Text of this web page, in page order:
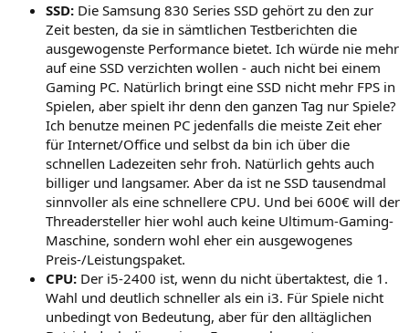
SSD: Die Samsung 830 Series SSD gehört zu den zur
Zeit besten, da sie in sämtlichen Testberichten die
ausgewogenste Performance bietet. Ich würde nie mehr
auf eine SSD verzichten wollen - auch nicht bei einem
Gaming PC. Natürlich bringt eine SSD nicht mehr FPS in
Spielen, aber spielt ihr denn den ganzen Tag nur Spiele?
Ich benutze meinen PC jedenfalls die meiste Zeit eher
für Internet/Office und selbst da bin ich über die
schnellen Ladezeiten sehr froh. Natürlich gehts auch
billiger und langsamer. Aber da ist ne SSD tausendmal
sinnvoller als eine schnellere CPU. Und bei 600€ will der
Threadersteller hier wohl auch keine Ultimum-Gaming-
Maschine, sondern wohl eher ein ausgewogenes
Preis-/Leistungspaket.
CPU: Der i5-2400 ist, wenn du nicht übertaktest, die 1.
Wahl und deutlich schneller als ein i3. Für Spiele nicht
unbedingt von Bedeutung, aber für den alltäglichen